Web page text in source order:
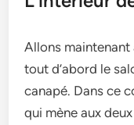
Allons maintenant
tout d’abord le
canapé. Dans ce
qui mène aux